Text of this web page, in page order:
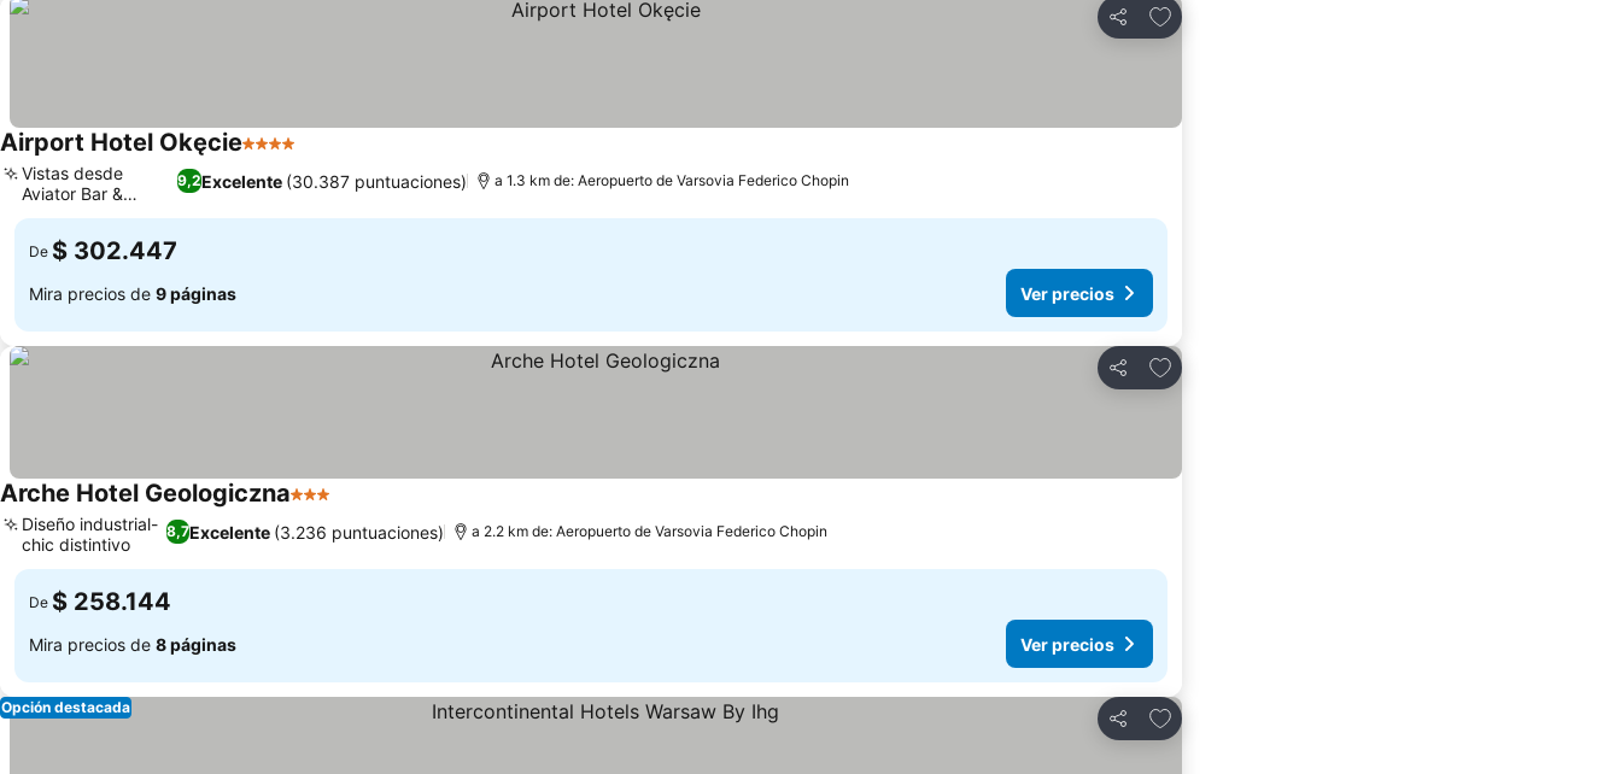
Compartir
Agregar a favoritos
Airport Hotel Okęcie4 Estrellas
9,2Excelente (30.387 puntuaciones)
Vistas desde
Aviator Bar &
Lounge
a 1.3 km de: Aeropuerto de Varsovia Federico Chopin
De $ 302.447
Mira precios de 9 páginas Ver precios
Compartir
Agregar a favoritos
Arche Hotel Geologiczna3 Estrellas
8,7Excelente (3.236 puntuaciones)
Diseño industrial-
chic distintivo
a 2.2 km de: Aeropuerto de Varsovia Federico Chopin
De $ 258.144
Mira precios de 8 páginas Ver precios
Compartir
Agregar a favoritos
Opción destacada